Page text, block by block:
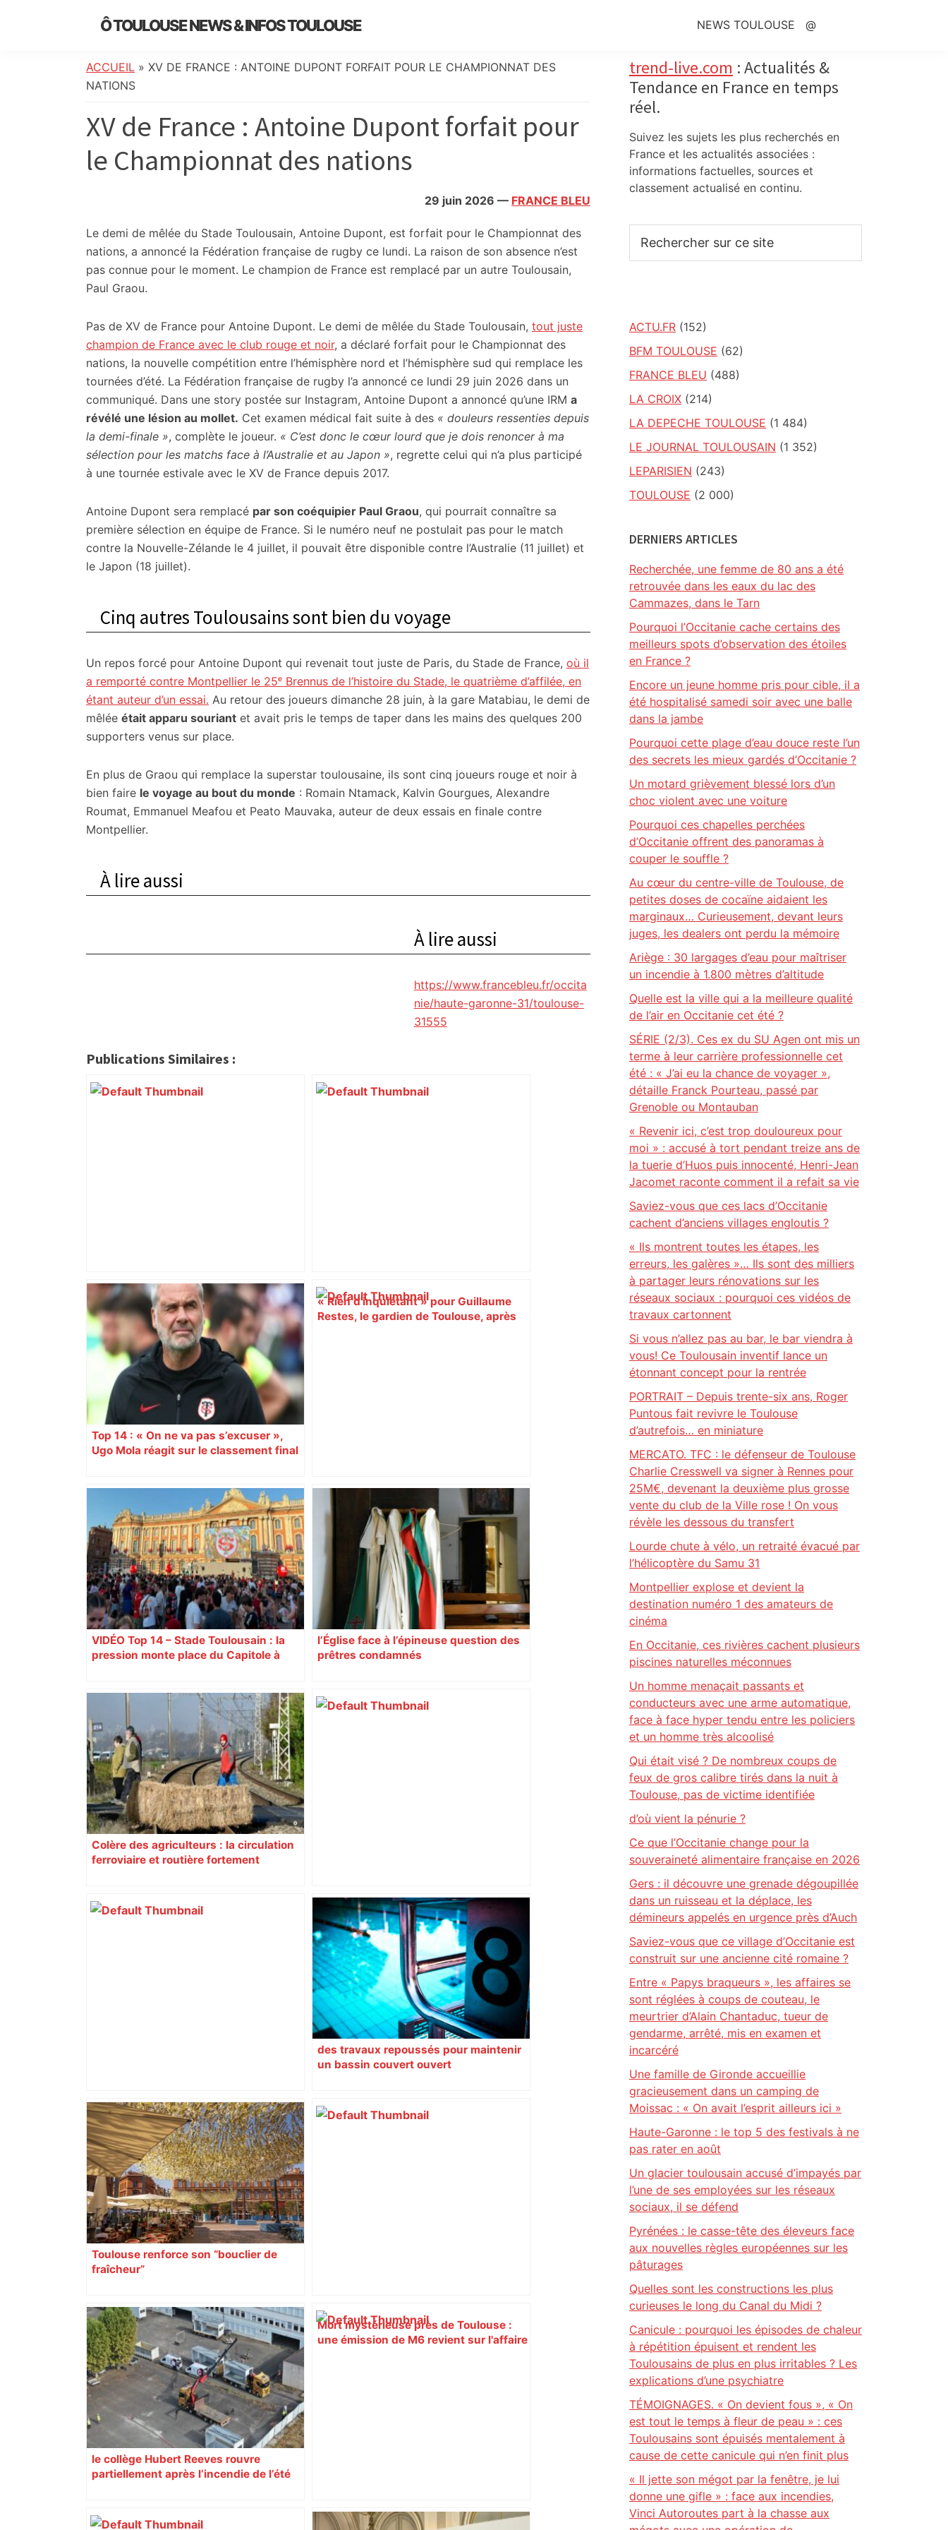
Ô TOULOUSE NEWS & INFOS TOULOUSE
de
l’actualité
:
info
locale,
société,
météo,
faits
et
NEWS TOULOUSE @
ACCUEIL » XV DE FRANCE : ANTOINE DUPONT FORFAIT POUR LE CHAMPIONNAT DES
NATIONS
XV de France : Antoine Dupont forfait pour
le Championnat des nations
29 juin 2026 — FRANCE BLEU
Le demi de mêlée du Stade Toulousain, Antoine Dupont, est forfait pour le Championnat des
nations, a annoncé la Fédération française de rugby ce lundi. La raison de son absence n’est
pas connue pour le moment. Le champion de France est remplacé par un autre Toulousain,
Paul Graou.
Pas de XV de France pour Antoine Dupont. Le demi de mêlée du Stade Toulousain, tout juste
champion de France avec le club rouge et noir, a déclaré forfait pour le Championnat des
nations, la nouvelle compétition entre l’hémisphère nord et l’hémisphère sud qui remplace les
tournées d’été. La Fédération française de rugby l’a annoncé ce lundi 29 juin 2026 dans un
communiqué. Dans une story postée sur Instagram, Antoine Dupont a annoncé qu’une IRM a
révélé une lésion au mollet. Cet examen médical fait suite à des « douleurs ressenties depuis
la demi-finale », complète le joueur. « C’est donc le cœur lourd que je dois renoncer à ma
sélection pour les matchs face à l’Australie et au Japon », regrette celui qui n’a plus participé
à une tournée estivale avec le XV de France depuis 2017.
Antoine Dupont sera remplacé par son coéquipier Paul Graou, qui pourrait connaître sa
première sélection en équipe de France. Si le numéro neuf ne postulait pas pour le match
contre la Nouvelle-Zélande le 4 juillet, il pouvait être disponible contre l’Australie (11 juillet) et
le Japon (18 juillet).
Cinq autres Toulousains sont bien du voyage
Un repos forcé pour Antoine Dupont qui revenait tout juste de Paris, du Stade de France, où il
a remporté contre Montpellier le 25ᵉ Brennus de l’histoire du Stade, le quatrième d’affilée, en
étant auteur d’un essai. Au retour des joueurs dimanche 28 juin, à la gare Matabiau, le demi de
mêlée était apparu souriant et avait pris le temps de taper dans les mains des quelques 200
supporters venus sur place.
En plus de Graou qui remplace la superstar toulousaine, ils sont cinq joueurs rouge et noir à
bien faire le voyage au bout du monde : Romain Ntamack, Kalvin Gourgues, Alexandre
Roumat, Emmanuel Meafou et Peato Mauvaka, auteur de deux essais en finale contre
Montpellier.
À lire aussi
À lire aussi
https://www.francebleu.fr/occita
nie/haute-garonne-31/toulouse-
31555
Publications Similaires :
"C’est l’une des plus fortes
fréquentations du circuit" : Toulouse
est-elle la capitale du poker amateur –
ladepeche.fr
« Rien d'inquiétant » pour Guillaume
Restes, le gardien de Toulouse, après
Top 14 : « On ne va pas s’excuser »,
Ugo Mola réagit sur le classement final
Près de Toulouse : dans cette zone
économique, un axe majeur va être
fermé en fin de soirée, voici les
déviations – Actu.fr
VIDÉO Top 14 – Stade Toulousain : la
pression monte place du Capitole à
l’Église face à l’épineuse question des
prêtres condamnés
Colère des agriculteurs : la circulation
ferroviaire et routière fortement
Toulouse. Un incendie se déclare dans
un bâtiment désaffecté : une
cinquantaine de migrants évacuée –
Actu.fr
Alliance PS/LFI à Toulouse : Marc
Sztulman claque la porte – RMC
des travaux repoussés pour maintenir
un bassin couvert ouvert
Toulouse renforce son “bouclier de
fraîcheur”
Mort mystérieuse près de Toulouse :
une émission de M6 revient sur l'affaire
le collège Hubert Reeves rouvre
partiellement après l’incendie de l’été
Primary
Sidebar
trend-live.com : Actualités &
Tendance en France en temps
réel.
Suivez les sujets les plus recherchés en
France et les actualités associées :
informations factuelles, sources et
classement actualisé en continu.
sur
ACTU.FR (152)
BFM TOULOUSE (62)
FRANCE BLEU (488)
LA CROIX (214)
LA DEPECHE TOULOUSE (1 484)
LE JOURNAL TOULOUSAIN (1 352)
LEPARISIEN (243)
TOULOUSE (2 000)
DERNIERS ARTICLES
Recherchée, une femme de 80 ans a été
retrouvée dans les eaux du lac des
Cammazes, dans le Tarn
Pourquoi l’Occitanie cache certains des
meilleurs spots d’observation des étoiles
en France ?
Encore un jeune homme pris pour cible, il a
été hospitalisé samedi soir avec une balle
dans la jambe
Pourquoi cette plage d’eau douce reste l’un
des secrets les mieux gardés d’Occitanie ?
Un motard grièvement blessé lors d’un
choc violent avec une voiture
Pourquoi ces chapelles perchées
d’Occitanie offrent des panoramas à
couper le souffle ?
Au cœur du centre-ville de Toulouse, de
petites doses de cocaïne aidaient les
marginaux… Curieusement, devant leurs
juges, les dealers ont perdu la mémoire
Ariège : 30 largages d’eau pour maîtriser
un incendie à 1.800 mètres d’altitude
Quelle est la ville qui a la meilleure qualité
de l’air en Occitanie cet été ?
SÉRIE (2/3). Ces ex du SU Agen ont mis un
terme à leur carrière professionnelle cet
été : « J’ai eu la chance de voyager »,
détaille Franck Pourteau, passé par
Grenoble ou Montauban
« Revenir ici, c’est trop douloureux pour
moi » : accusé à tort pendant treize ans de
la tuerie d’Huos puis innocenté, Henri-Jean
Jacomet raconte comment il a refait sa vie
Saviez-vous que ces lacs d’Occitanie
cachent d’anciens villages engloutis ?
« Ils montrent toutes les étapes, les
erreurs, les galères »… Ils sont des milliers
à partager leurs rénovations sur les
réseaux sociaux : pourquoi ces vidéos de
travaux cartonnent
Si vous n’allez pas au bar, le bar viendra à
vous! Ce Toulousain inventif lance un
étonnant concept pour la rentrée
PORTRAIT – Depuis trente-six ans, Roger
Puntous fait revivre le Toulouse
d’autrefois… en miniature
MERCATO. TFC : le défenseur de Toulouse
Charlie Cresswell va signer à Rennes pour
25M€, devenant la deuxième plus grosse
vente du club de la Ville rose ! On vous
révèle les dessous du transfert
Lourde chute à vélo, un retraité évacué par
l’hélicoptère du Samu 31
Montpellier explose et devient la
destination numéro 1 des amateurs de
cinéma
En Occitanie, ces rivières cachent plusieurs
piscines naturelles méconnues
Un homme menaçait passants et
conducteurs avec une arme automatique,
face à face hyper tendu entre les policiers
et un homme très alcoolisé
Qui était visé ? De nombreux coups de
feux de gros calibre tirés dans la nuit à
Toulouse, pas de victime identifiée
d’où vient la pénurie ?
Ce que l’Occitanie change pour la
souveraineté alimentaire française en 2026
Gers : il découvre une grenade dégoupillée
dans un ruisseau et la déplace, les
démineurs appelés en urgence près d’Auch
Saviez-vous que ce village d’Occitanie est
construit sur une ancienne cité romaine ?
Entre « Papys braqueurs », les affaires se
sont réglées à coups de couteau, le
meurtrier d’Alain Chantaduc, tueur de
gendarme, arrêté, mis en examen et
incarcéré
Une famille de Gironde accueillie
gracieusement dans un camping de
Moissac : « On avait l’esprit ailleurs ici »
Haute-Garonne : le top 5 des festivals à ne
pas rater en août
Un glacier toulousain accusé d’impayés par
l’une de ses employées sur les réseaux
sociaux, il se défend
Pyrénées : le casse-tête des éleveurs face
aux nouvelles règles européennes sur les
pâturages
Quelles sont les constructions les plus
curieuses le long du Canal du Midi ?
Canicule : pourquoi les épisodes de chaleur
à répétition épuisent et rendent les
Toulousains de plus en plus irritables ? Les
explications d’une psychiatre
TÉMOIGNAGES. « On devient fous », « On
est tout le temps à fleur de peau » : ces
Toulousains sont épuisés mentalement à
cause de cette canicule qui n’en finit plus
« Il jette son mégot par la fenêtre, je lui
donne une gifle » : face aux incendies,
Vinci Autoroutes part à la chasse aux